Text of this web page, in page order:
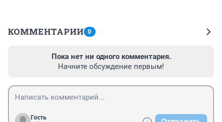
КОММЕНТАРИИ 0
Пока нет ни одного комментария.
Начните обсуждение первым!
Гость